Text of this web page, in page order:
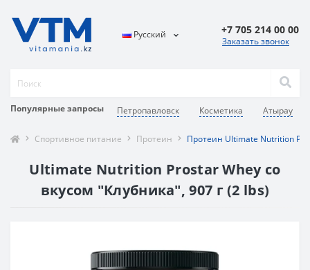
Популярные запросы Петропавловск Косметика Атырау
Русский +7 705 214 00 00
Заказать звонок
Спортивное питание Протеин Протеин Ultimate Nutrition
Ultimate Nutrition Prostar Whey со
вкусом "Клубника", 907 г (2 lbs)